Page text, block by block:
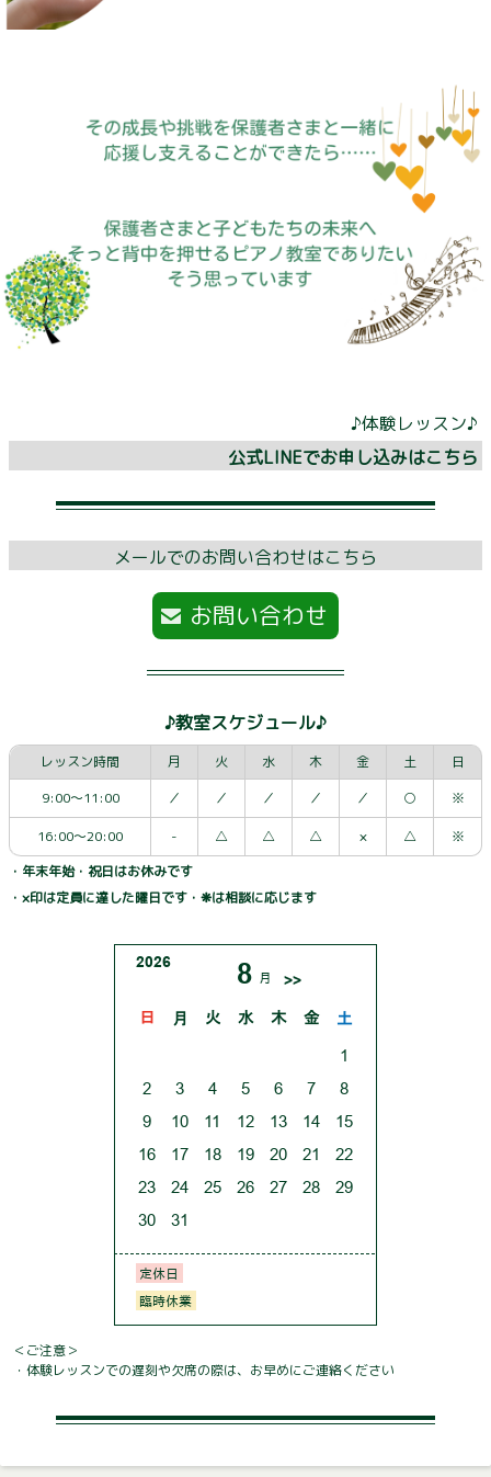
♪体験レッスン♪
公式LINEでお申し込みはこちら
メールでのお問い合わせはこちら
お問い合わせ
♪教室スケジュール♪
レッスン時間 月 火 水 木 金 土
日
9:00～11:00
／ ／ ／ ／ ／ ○ ※
16:00～20:00 - △ △ △ × △
※
・年末年始・祝日はお休みです
・×印は定員に達した曜日です・❋は相談に応じます
＜ご注意＞
・体験レッスンでの遅刻や欠席の際は、お早めにご連絡ください